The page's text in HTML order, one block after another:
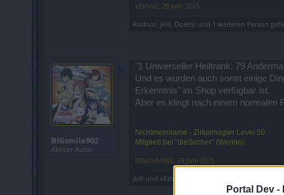
Portal Dev -
xEthnic 29 Juni 2015
Rodnor jkill Doleto und 1 weiteren Person
BIGsmile902
Aktiver Autor
"1 Universeller Heiltrank: 79
Und es wurden auch sonst einige
Erkenntnis" im Shop verfügbar ist.
Aber es klingt nach einem normalen
Nichtmeinname - Zirkelmagier Level 50
Mitglied bei "dieSucher" (Werian)
BIGsmile902 29 Juni 2015
jkill und xEthnic